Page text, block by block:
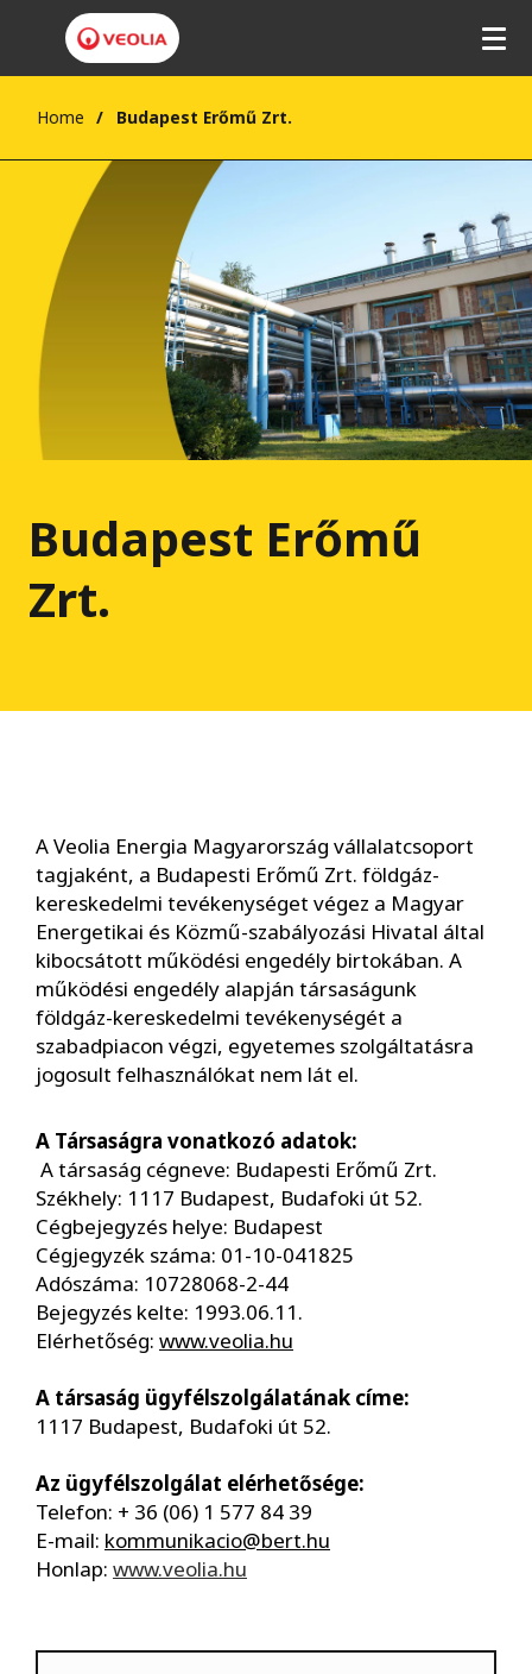
Home Budapest Erőmű Zrt.
Budapest Erőmű
Zrt.
A Veolia Energia Magyarország vállalatcsoport
tagjaként, a Budapesti Erőmű Zrt. földgáz-
kereskedelmi tevékenységet végez a Magyar
Energetikai és Közmű-szabályozási Hivatal által
kibocsátott működési engedély birtokában. A
működési engedély alapján társaságunk
földgáz-kereskedelmi tevékenységét a
szabadpiacon végzi, egyetemes szolgáltatásra
jogosult felhasználókat nem lát el.
A Társaságra vonatkozó adatok:
A társaság cégneve: Budapesti Erőmű Zrt.
Székhely: 1117 Budapest, Budafoki út 52.
Cégbejegyzés helye: Budapest
Cégjegyzék száma: 01-10-041825
Adószáma: 10728068-2-44
Bejegyzés kelte: 1993.06.11.
Elérhetőség: www.veolia.hu
A társaság ügyfélszolgálatának címe:
1117 Budapest, Budafoki út 52.
Az ügyfélszolgálat elérhetősége:
Telefon: + 36 (06) 1 577 84 39
E-mail: kommunikacio@bert.hu
Honlap: www.veolia.hu